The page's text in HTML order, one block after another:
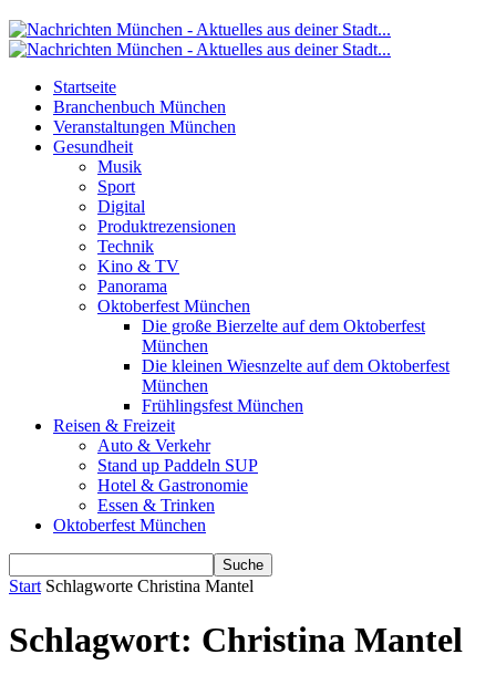
Startseite
Branchenbuch München
Veranstaltungen München
Gesundheit
Musik
Sport
Digital
Produktrezensionen
Technik
Kino & TV
Panorama
Oktoberfest München
Die große Bierzelte auf dem Oktoberfest
München
Die kleinen Wiesnzelte auf dem Oktoberfest
München
Frühlingsfest München
Reisen & Freizeit
Auto & Verkehr
Stand up Paddeln SUP
Hotel & Gastronomie
Essen & Trinken
Oktoberfest München
Start Schlagworte Christina Mantel
Schlagwort: Christina Mantel